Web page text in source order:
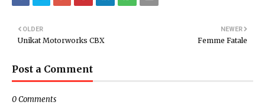
NEWER
Femme Fatale
OLDER
Unikat Motorworks CBX
Post a Comment
0 Comments